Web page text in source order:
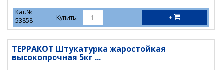
Кат.№
53858
Купить: +
ТЕРРАКОТ Штукатурка жаростойкая
высокопрочная 5кг ...